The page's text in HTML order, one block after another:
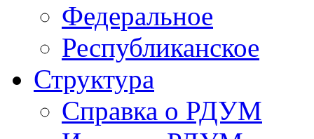
Федеральное
Республиканское
Структура
Справка о РДУМ